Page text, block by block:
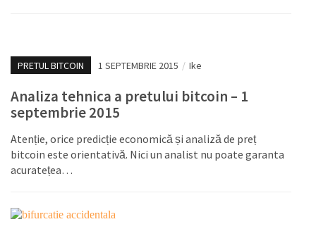
PRETUL BITCOIN 1 SEPTEMBRIE 2015 / Ike
Analiza tehnica a pretului bitcoin – 1
septembrie 2015
Atenție, orice predicție economică și analiză de preț
bitcoin este orientativă. Nici un analist nu poate garanta
acuratețea…